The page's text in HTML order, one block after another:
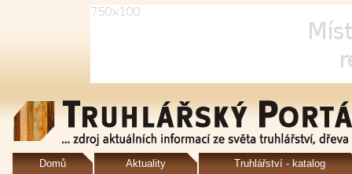
Domů Aktuality
Truhlářství - katalog